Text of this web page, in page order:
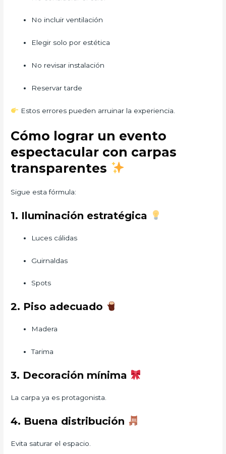
No incluir ventilación
Elegir solo por estética
No revisar instalación
Reservar tarde
Estos errores pueden arruinar la experiencia.
Cómo lograr un evento
espectacular con carpas
transparentes
Sigue esta fórmula:
1. Iluminación estratégica
Luces cálidas
Guirnaldas
Spots
2. Piso adecuado
Madera
Tarima
3. Decoración mínima
La carpa ya es protagonista.
4. Buena distribución
Evita saturar el espacio.